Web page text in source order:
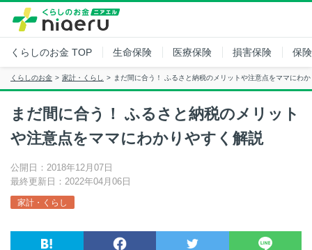
くらしのお金 TOP 生命保険 医療保険 損害保険 保
くらしのお金 家計・くらし まだ間に合う！ ふるさと納税のメリットや注意点をママにわ
まだ間に合う！ ふるさと納税のメリット
や注意点をママにわかりやすく解説
公開日：2018年12月07日
最終更新日：2022年04月06日
家計・くらし